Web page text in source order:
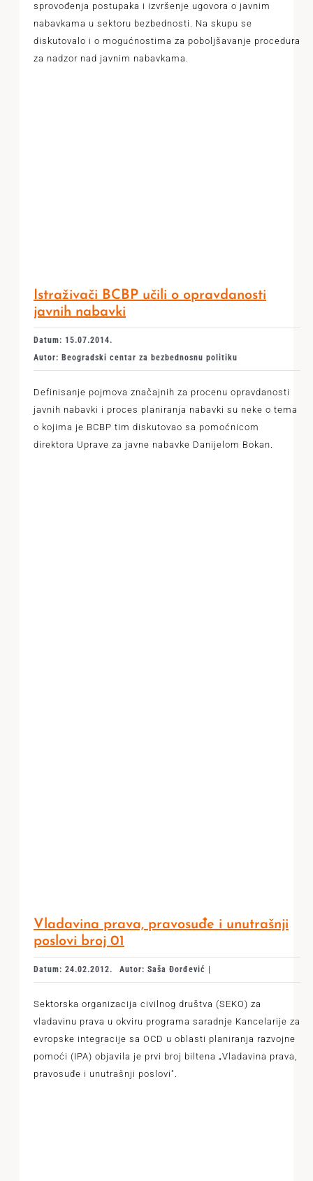
sprovođenja postupaka i izvršenje ugovora o javnim
nabavkama u sektoru bezbednosti. Na skupu se
diskutovalo i o mogućnostima za poboljšavanje procedura
za nadzor nad javnim nabavkama.
Istraživači BCBP učili o opravdanosti
javnih nabavki
Datum: 15.07.2014.
Autor: Beogradski centar za bezbednosnu politiku
Definisanje pojmova značajnih za procenu opravdanosti
javnih nabavki i proces planiranja nabavki su neke o tema
o kojima je BCBP tim diskutovao sa pomoćnicom
direktora Uprave za javne nabavke Danijelom Bokan.
Vladavina prava, pravosuđe i unutrašnji
poslovi broj 01
Datum: 24.02.2012. Autor: Saša Đorđević |
Sektorska organizacija civilnog društva (SEKO) za
vladavinu prava u okviru programa saradnje Kancelarije za
evropske integracije sa OCD u oblasti planiranja razvojne
pomoći (IPA) objavila je prvi broj biltena „Vladavina prava,
pravosuđe i unutrašnji poslovi".